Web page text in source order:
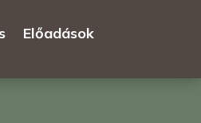
Előadások